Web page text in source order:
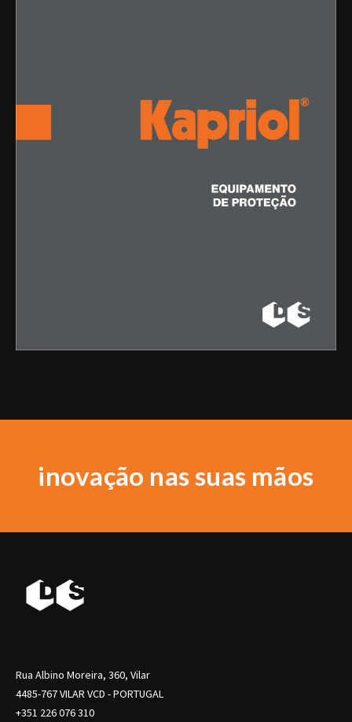
inovação nas suas mãos
Rua Albino Moreira, 360, Vilar
4485-767 VILAR VCD - PORTUGAL
+351 226 076 310